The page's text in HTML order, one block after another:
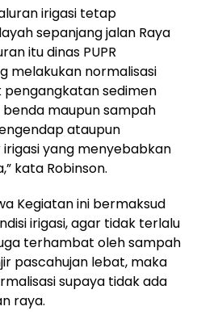
irigasi tetap
sepanjang jalan Raya
itu dinas PUPR
melakukan normalisasi
sedimen
maupun sampah
ataupun
yang menyebabkan
kata Robinson.
Kegiatan ini bermaksud
irigasi, agar tidak terlalu
terhambat oleh sampah
pascahujan lebat, maka
supaya tidak ada
raya.